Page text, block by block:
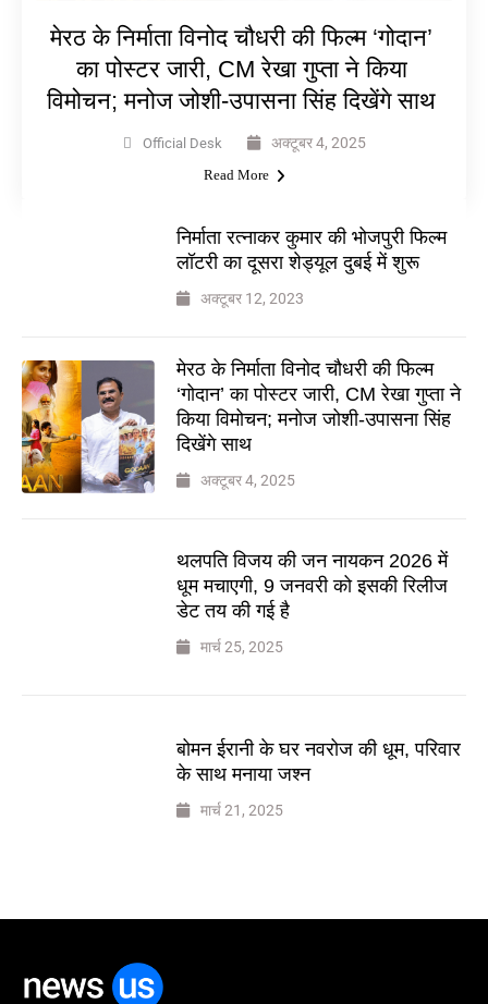
मेरठ के निर्माता विनोद चौधरी की फिल्म ‘गोदान’
का पोस्टर जारी, CM रेखा गुप्ता ने किया
विमोचन; मनोज जोशी-उपासना सिंह दिखेंगे साथ
Official Desk अक्टूबर 4, 2025
Read More
निर्माता रत्नाकर कुमार की भोजपुरी फिल्म
लॉटरी का दूसरा शेड्यूल दुबई में शुरू
अक्टूबर 12, 2023
मेरठ के निर्माता विनोद चौधरी की फिल्म
‘गोदान’ का पोस्टर जारी, CM रेखा गुप्ता ने
किया विमोचन; मनोज जोशी-उपासना सिंह
दिखेंगे साथ
अक्टूबर 4, 2025
थलपति विजय की जन नायकन 2026 में
धूम मचाएगी, 9 जनवरी को इसकी रिलीज
डेट तय की गई है
मार्च 25, 2025
बोमन ईरानी के घर नवरोज की धूम, परिवार
के साथ मनाया जश्न
मार्च 21, 2025